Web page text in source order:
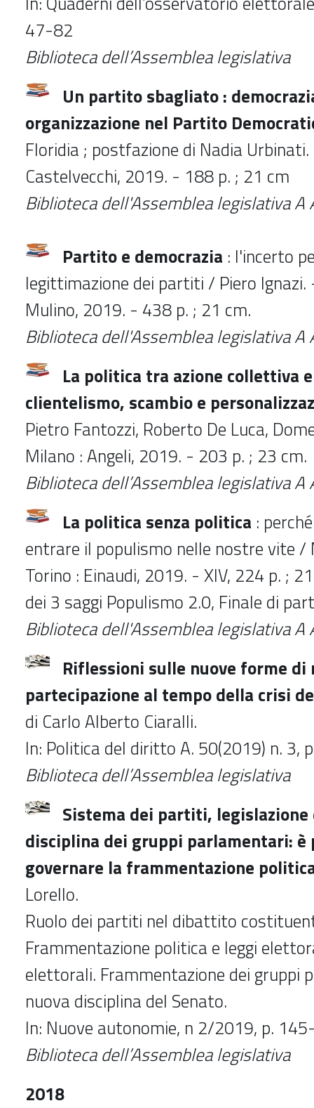
47-82
Biblioteca dell’Assemblea legislativa
Un partito sbagliato :
organizzazione nel Partito
Floridia ; postfazione di Nadia
Castelvecchi, 2019. - 188 p. ; 21 cm
Biblioteca dell'Assemblea legislativa A
Partito e democrazia : l'incerto
legittimazione dei partiti / Piero Ignazi.
Mulino, 2019. - 438 p. ; 21 cm.
Biblioteca dell'Assemblea legislativa A
La politica tra azione collettiva
clientelismo, scambio e
Pietro Fantozzi, Roberto De Luca,
Milano : Angeli, 2019. - 203 p. ; 23 cm.
Biblioteca dell’Assemblea legislativa A
La politica senza politica :
entrare il populismo nelle nostre vite /
Torino : Einaudi, 2019. - XIV, 224 p. ;
dei 3 saggi Populismo 2.0, Finale di
Biblioteca dell'Assemblea legislativa A
Riflessioni sulle nuove forme di
partecipazione al tempo della crisi
di Carlo Alberto Ciaralli.
In: Politica del diritto A. 50(2019) n. 3,
Biblioteca dell’Assemblea legislativa
Sistema dei partiti,
disciplina dei gruppi parlamentari: è
governare la frammentazione
Lorello.
Ruolo dei partiti nel dibattito
Frammentazione politica e leggi
elettorali. Frammentazione dei gruppi
nuova disciplina del Senato.
In: Nuove autonomie, n 2/2019, p.
Biblioteca dell’Assemblea legislativa
2018